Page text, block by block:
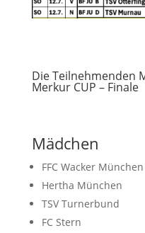
Die Teilnehmenden
Merkur CUP – Finale
FFC Wacker München
Hertha München
TSV Turnerbund
FC